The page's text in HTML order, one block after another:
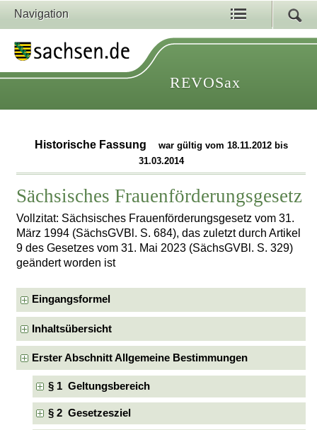
Navigation
REVOSax
Historische Fassung
war gültig vom 18.11.2012 bis
31.03.2014
Sächsisches Frauenförderungsgesetz
Vollzitat: Sächsisches Frauenförderungsgesetz vom 31.
März 1994 (SächsGVBl. S. 684), das zuletzt durch Artikel
9 des Gesetzes vom 31. Mai 2023 (SächsGVBl. S. 329)
geändert worden ist
Eingangsformel
Inhaltsübersicht
Erster Abschnitt Allgemeine Bestimmungen
§ 1 Geltungsbereich
§ 2 Gesetzesziel